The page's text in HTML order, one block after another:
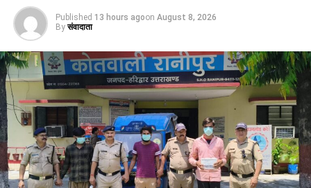
Published 13 hours agoon August 8, 2026
By संवादाता